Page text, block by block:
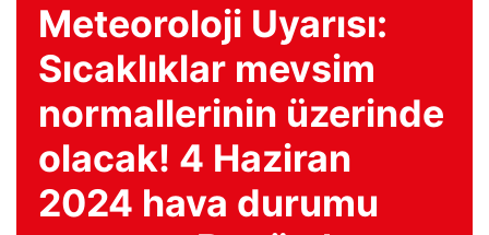
Meteoroloji Uyarısı:
Sıcaklıklar mevsim
normallerinin üzerinde
olacak! 4 Haziran
2024 hava durumu